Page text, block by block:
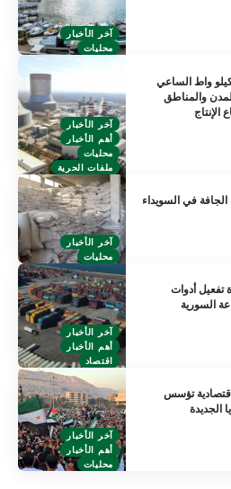
آخر الأخبار
محليات
آخر الأخبار
أهم الأخبار
محليات
ملفات الحرية
واط الساعي
والمناطق
آخر الأخبار
محليات
آخر الأخبار
أهم الأخبار
اقتصاد
تفعيل أدوات
السورية
آخر الأخبار
أهم الأخبار
محليات
تؤسس
الجديدة